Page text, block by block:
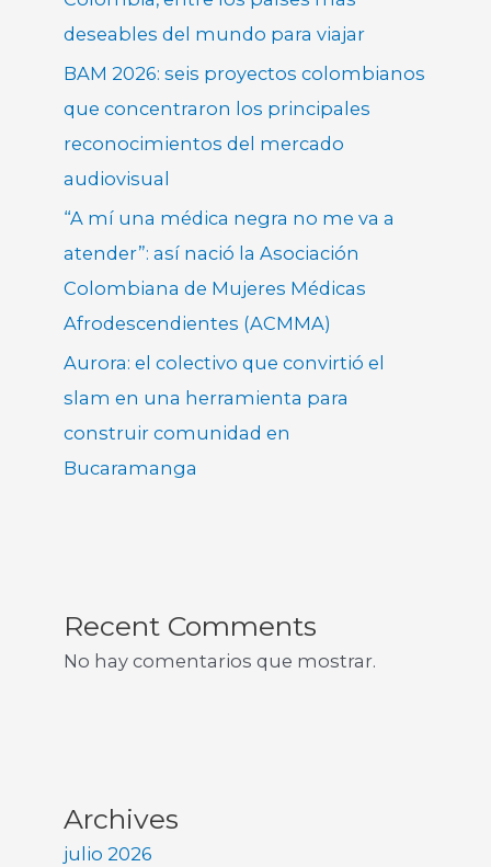
deseables del mundo para viajar
BAM 2026: seis proyectos colombianos
que concentraron los principales
reconocimientos del mercado
audiovisual
“A mí una médica negra no me va a
atender”: así nació la Asociación
Colombiana de Mujeres Médicas
Afrodescendientes (ACMMA)
Aurora: el colectivo que convirtió el
slam en una herramienta para
construir comunidad en
Bucaramanga
Recent Comments
No hay comentarios que mostrar.
Archives
julio 2026